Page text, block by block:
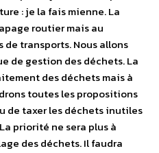
: je la fais mienne. La
routier mais au
transports. Nous allons
de gestion des déchets. La
des déchets mais à
toutes les propositions
de taxer les déchets inutiles
priorité ne sera plus à
des déchets. Il faudra